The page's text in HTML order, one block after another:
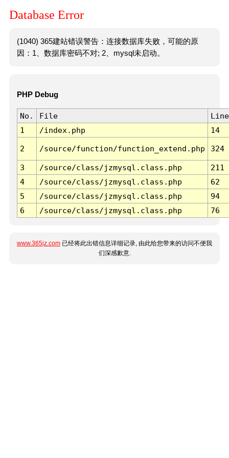
Database Error
(1040) 365建站错误警告：连接数据库失败，可能的原
因：1、数据库密码不对; 2、mysql未启动。
PHP Debug
No. File
Line
1
/index.php 14
2 /source/function/function_extend.php 324
3 /source/class/jzmysql.class.php
211
4
/source/class/jzmysql.class.php
62
5
/source/class/jzmysql.class.php
94
6
/source/class/jzmysql.class.php 76
www.365jz.com 已经将此出错信息详细记录, 由此给您带来的访问不便我
们深感歉意.